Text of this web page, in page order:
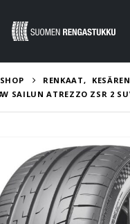
SHOP RENKAAT,
SAILUN ATREZZO ZSR 2